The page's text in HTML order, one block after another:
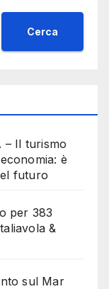
Cerca
– Il turismo
è
futuro
per 383
&
sul Mar